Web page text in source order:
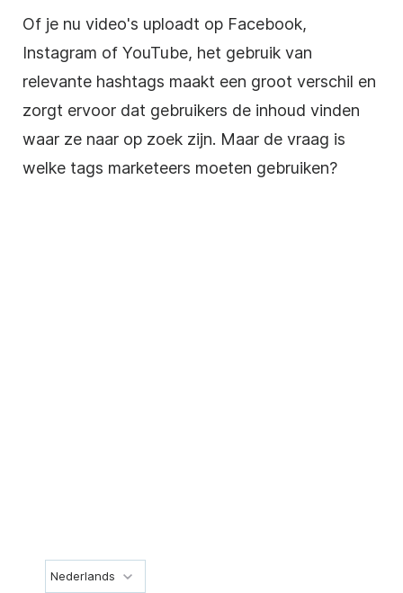
Of je nu video's uploadt op Facebook,
Instagram of YouTube, het gebruik van
relevante hashtags maakt een groot verschil en
zorgt ervoor dat gebruikers de inhoud vinden
waar ze naar op zoek zijn. Maar de vraag is
welke tags marketeers moeten gebruiken?
Nederlands